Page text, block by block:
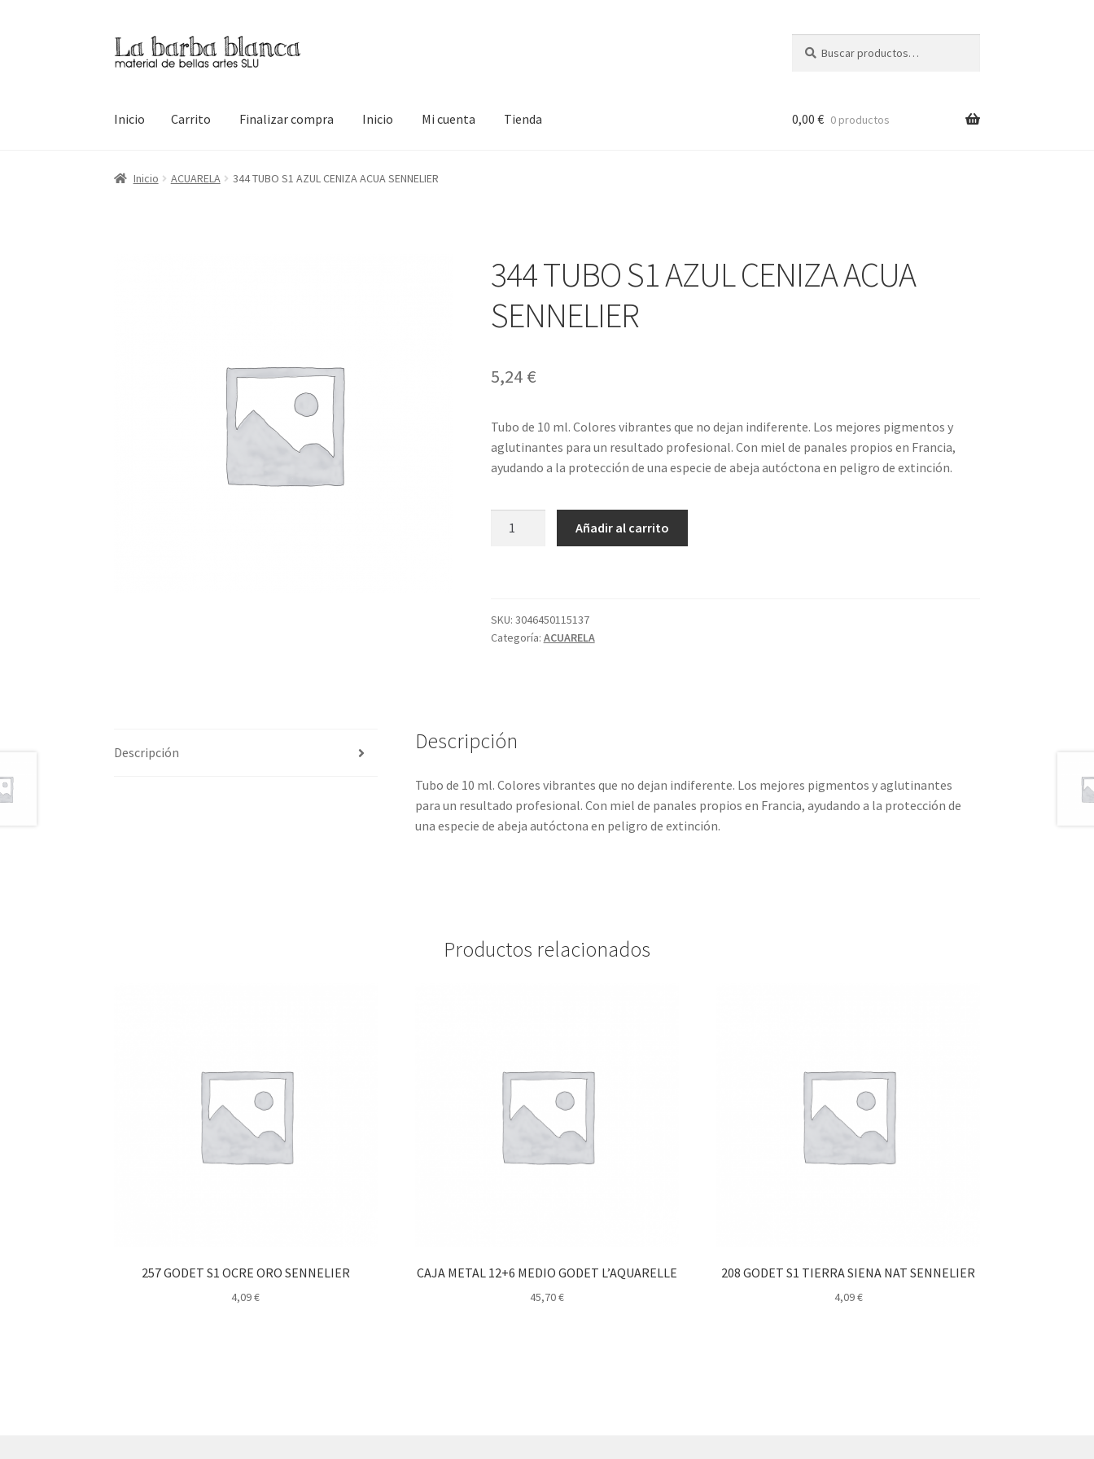
Ir
a
Ir
al
por:
Inicio Carrito Finalizar compra Inicio Mi cuenta Tienda
Inicio CarritoFinalizar compra Inicio Mi cuentaTienda
0,00 € 0 productos
Inicio ACUARELA 344 TUBO S1 AZUL CENIZA ACUA SENNELIER
344 TUBO S1 AZUL CENIZA ACUA
SENNELIER
5,24 €
Tubo de 10 ml. Colores vibrantes que no dejan indiferente. Los mejores pigmentos y
aglutinantes para un resultado profesional. Con miel de panales propios en Francia,
ayudando a la protección de una especie de abeja autóctona en peligro de extinción.
ACUA
SENNELIER
Añadir al carrito
SKU: 3046450115137
Categoría: ACUARELA
Descripción Descripción
Tubo de 10 ml. Colores vibrantes que no dejan indiferente. Los mejores pigmentos y aglutinantes
para un resultado profesional. Con miel de panales propios en Francia, ayudando a la protección de
una especie de abeja autóctona en peligro de extinción.
Productos relacionados
257 GODET S1 OCRE ORO SENNELIER
4,09€
CAJA METAL 12+6 MEDIO GODET L’AQUARELLE
45,70€
208 GODET S1 TIERRA SIENA NAT SENNELIER
4,09€